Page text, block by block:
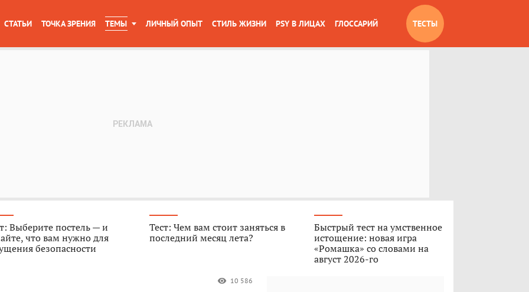
СТАТЬИ ТОЧКА ЗРЕНИЯ ТЕМЫ ЛИЧНЫЙ ОПЫТ СТИЛЬ ЖИЗНИ PSY В ЛИЦАХ ГЛОССАРИЙ ТЕСТЫ
Выберите постель — и
что вам нужно для
безопасности
Тест: Чем вам стоит заняться в
последний месяц лета?
Быстрый тест на умственное
истощение: новая игра
«Ромашка» со словами на
август 2026-го
10 586